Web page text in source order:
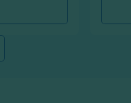
suivante